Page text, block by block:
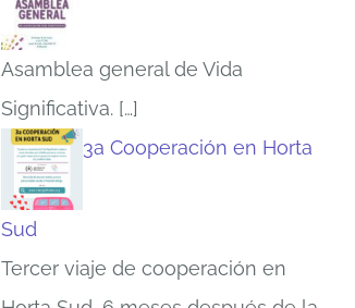
Asamblea general de Vida
Significativa.[…]
3a Cooperación en Horta
Sud
Tercer viaje de cooperación en